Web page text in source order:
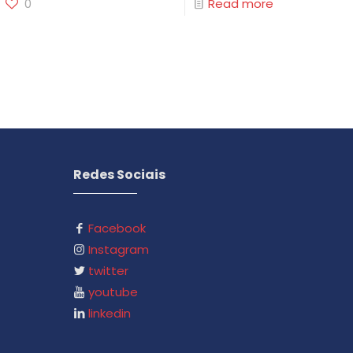
0 Read more
Redes Sociais
Facebook
Instagram
twitter
youtube
linkedin